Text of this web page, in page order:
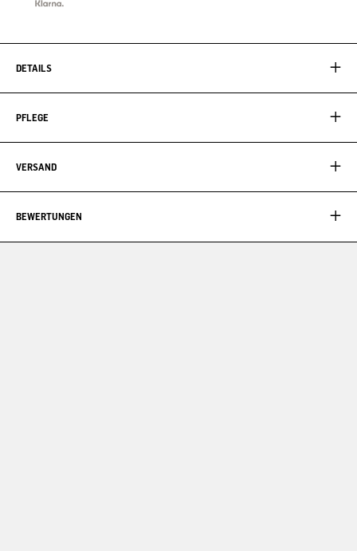
DETAILS
PFLEGE
VERSAND
BEWERTUNGEN